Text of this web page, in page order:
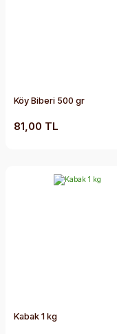
Köy Biberi 500 gr
81,00 TL
Kabak 1 kg